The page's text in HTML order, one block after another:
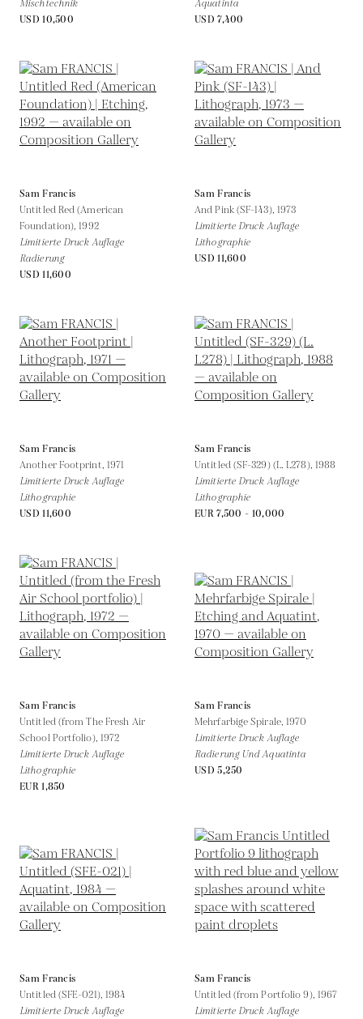
Mischtechnik
USD 10,500
Aquatinta
USD 7,400
Sam Francis
Untitled Red (American
Foundation),1992
Limitierte Druck Auflage
Radierung
USD 11,600
Sam Francis
And Pink (SF-143), 1973
Limitierte Druck Auflage
Lithographie
USD 11,600
Sam Francis
Another Footprint, 1971
Limitierte Druck Auflage
Lithographie
USD 11,600
Sam Francis
Untitled (SF-329) (L. L278), 1988
Limitierte Druck Auflage
Lithographie
EUR 7,500 - 10,000
Sam Francis
Untitled (from The Fresh Air
School Portfolio), 1972
Limitierte Druck Auflage
Lithographie
EUR 1,850
Sam Francis
Mehrfarbige Spirale,1970
Limitierte Druck Auflage
Radierung Und Aquatinta
USD 5,250
Sam Francis
Untitled (SFE-021), 1984
Limitierte Druck Auflage
Sam Francis
Untitled (from Portfolio 9), 1967
Limitierte Druck Auflage